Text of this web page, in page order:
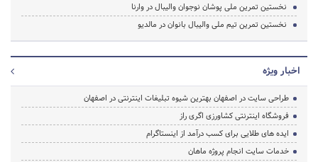
نخستین تمرین ملی پوشان نوجوان والیبال در وارنا
نخستین تمرین تیم ملی والیبال بانوان در مالدیو
اخبار ویژه
طراحی سایت در اصفهان بهترین شیوه تبلیغات اینترنتی در اصفهان
فروشگاه اینترنتی کشاورزی اگری راز
ایده های طلایی برای کسب درآمد از اینستاگرام
خدمات سایت انجام پروژه ماهان